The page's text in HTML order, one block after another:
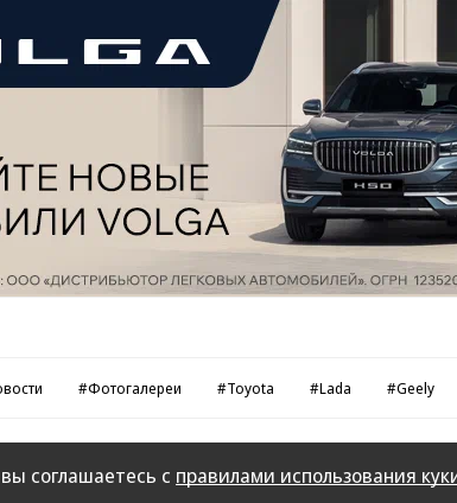
#Фотогалереи #Toyota #Lada #Geely
соглашаетесь с правилами использования